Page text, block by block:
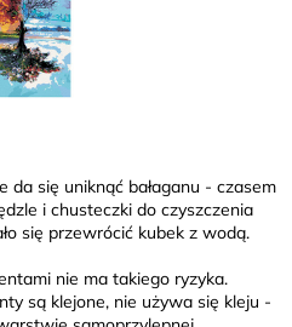
da się uniknąć bałaganu - czasem
i chusteczki do czyszczenia
się przewrócić kubek z wodą.
nie ma takiego ryzyka.
są klejone, nie używa się kleju -